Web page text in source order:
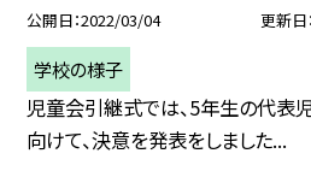
公開日 2022/03/04 更新日
学校の様子
児童会引継式では、5年生の代表
向けて、決意を発表をしました...